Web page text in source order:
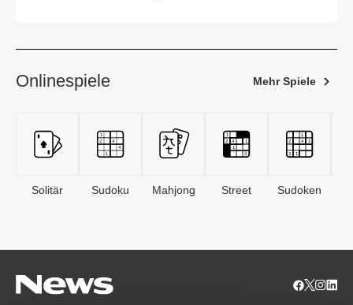
Onlinespiele Mehr Spiele
Solitär Sudoku Mahjong Street Sudoken